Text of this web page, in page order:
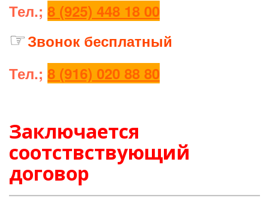
Тел.; 8 (925) 448 18 00
☞Звонок бесплатный
Тел.; 8 (916) 020 88 80
Заключается
соотствствующий
договор